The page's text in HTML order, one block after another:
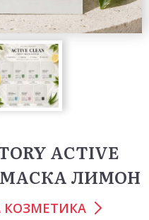
ACTIVE
МАСКА ЛИМОН
КОЗМЕТИКА